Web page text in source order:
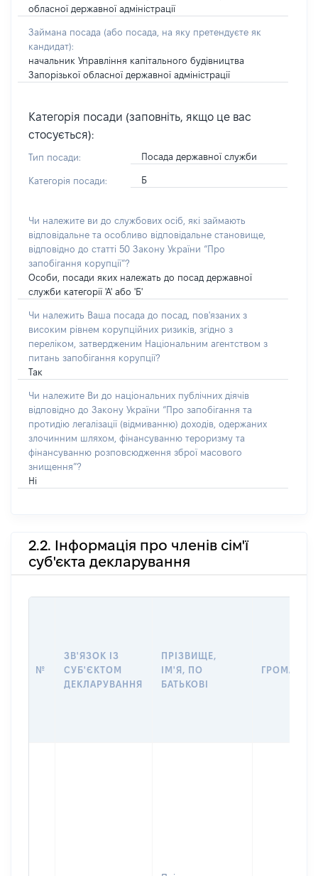
обласної державної адміністрації
Займана посада (або посада, на яку претендуєте як
кандидат):
начальник Управління капітального будівництва
Запорізької обласної державної адміністрації
Категорія посади (заповніть, якщо це вас
стосується):
Тип посади: Посада державної служби
Категорія посади: Б
Чи належите ви до службових осіб, які займають
відповідальне та особливо відповідальне становище,
відповідно до статті 50 Закону України “Про
запобігання корупції”?
Особи, посади яких належать до посад державної
служби категорії 'А' або 'Б'
Чи належить Ваша посада до посад, пов'язаних з
високим рівнем корупційних ризиків, згідно з
переліком, затвердженим Національним агентством з
питань запобігання корупції?
Так
Чи належите Ви до національних публічних діячів
відповідно до Закону України “Про запобігання та
протидію легалізації (відмиванню) доходів, одержаних
злочинним шляхом, фінансуванню тероризму та
фінансуванню розповсюдження зброї масового
знищення”?
Ні
2.2. Інформація про членів сім'ї
суб'єкта декларування
№
ЗВ'ЯЗОК ІЗ
СУБ'ЄКТОМ
ДЕКЛАРУВАННЯ
ПРІЗВИЩЕ,
ІМ'Я, ПО
БАТЬКОВІ